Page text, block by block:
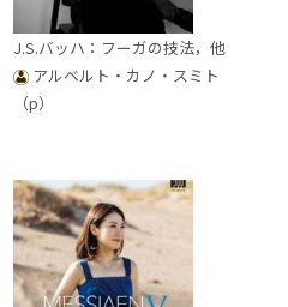
J.S.バッハ：フーガの技法，他
アルベルト・カノ・スミト
（p）